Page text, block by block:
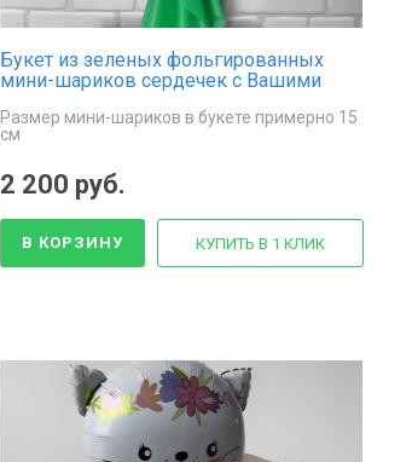
Букет из зеленых фольгированных
мини-шариков сердечек с Вашими
Размер мини-шариков в букете примерно 15
см
2 200 руб.
В КОРЗИНУ КУПИТЬ В 1 КЛИК